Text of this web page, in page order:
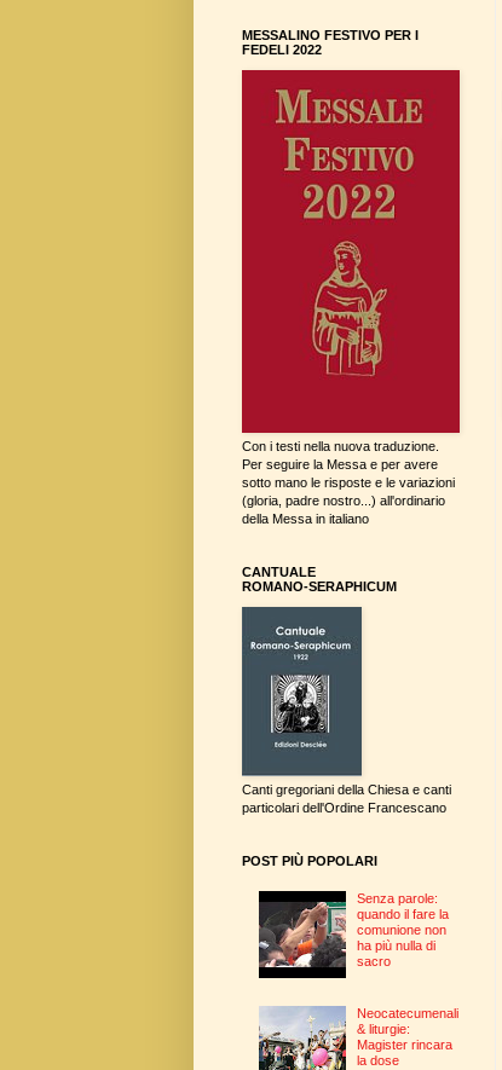
MESSALINO FESTIVO PER I
FEDELI 2022
Con i testi nella nuova traduzione.
Per seguire la Messa e per avere
sotto mano le risposte e le variazioni
(gloria, padre nostro...) all'ordinario
della Messa in italiano
CANTUALE
ROMANO-SERAPHICUM
Canti gregoriani della Chiesa e canti
particolari dell'Ordine Francescano
POST PIÙ POPOLARI
Senza parole:
quando il fare la
comunione non
ha più nulla di
sacro
Neocatecumenali
& liturgie:
Magister rincara
la dose